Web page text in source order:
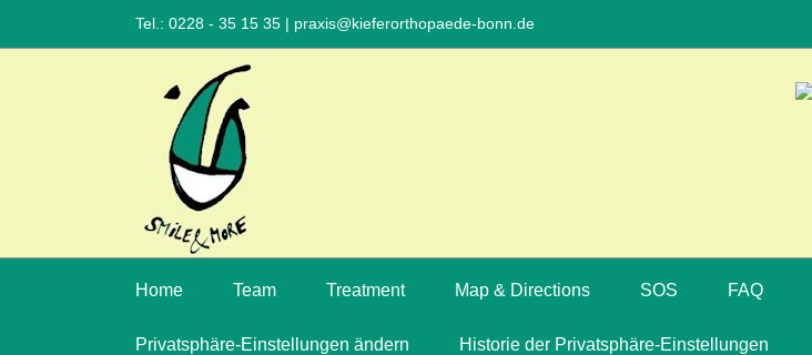
Tel.: 0228 - 35 15 35 | praxis@kieferorthopaede-bonn.de
Home Team Treatment Map & Directions SOS FAQ
Privatsphäre-Einstellungen ändern Historie der Privatsphäre-Einstellungen